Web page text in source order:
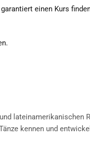
einen Kurs
lateinamerikanischen
kennen und